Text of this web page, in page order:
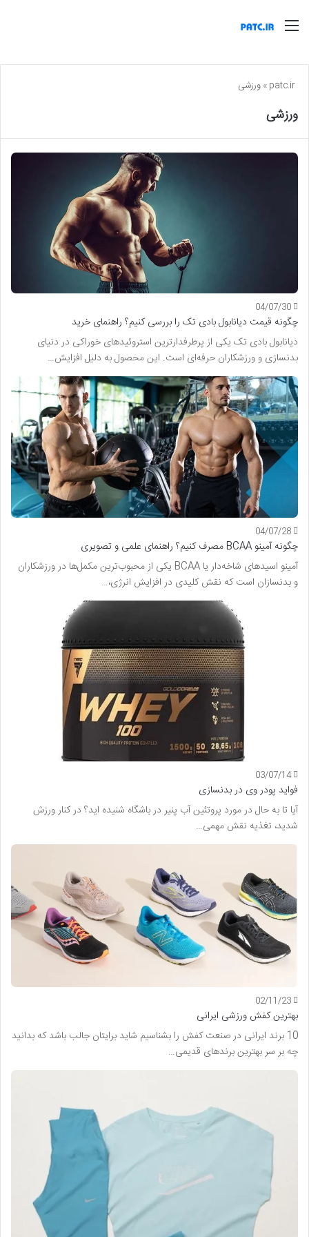
منو
»ورزشی
ورزشی
04/07/30
چگونه قیمت دیانابول بادی تک را بررسی کنیم؟ راهنمای خرید
دیانابول بادی تک یکی از پرطرفدارترین استروئیدهای خوراکی در دنیای
بدنسازی و ورزشکاران حرفه‌ای است. این محصول به دلیل افزایش…
04/07/28
چگونه آمینو BCAA مصرف کنیم؟ راهنمای علمی و تصویری
آمینو اسیدهای شاخه‌دار یا BCAA یکی از محبوب‌ترین مکمل‌ها در ورزشکاران
و بدنسازان است که نقش کلیدی در افزایش انرژی،…
03/07/14
فواید پودر وی در بدنسازی
آیا تا به حال در مورد پروتئین آب پنیر در باشگاه شنیده اید؟ در کنار ورزش
شدید، تغذیه نقش مهمی…
02/11/23
بهترین کفش ورزشی ایرانی
10 برند ایرانی در صنعت کفش را بشناسیم شاید برایتان جالب باشد که بدانید
چه بر سر بهترین برندهای قدیمی…